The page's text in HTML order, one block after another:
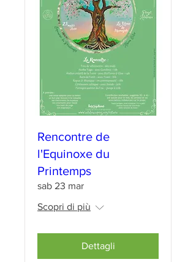
Rencontre de
l'Equinoxe du
Printemps
sab 23 mar
Scopri di più
Dettagli